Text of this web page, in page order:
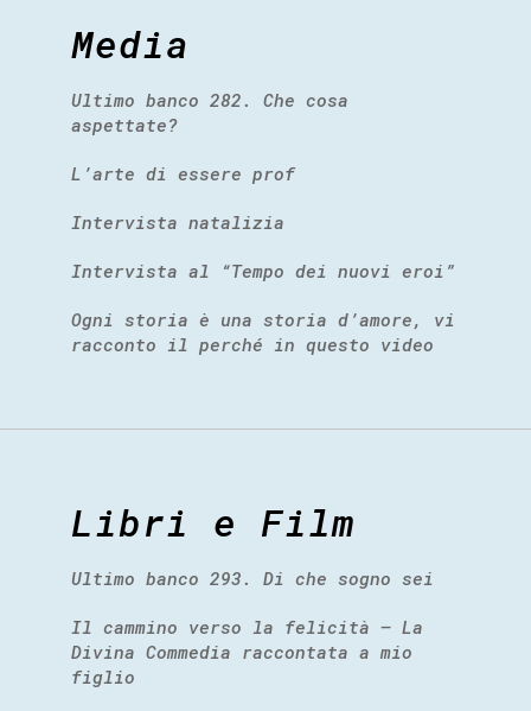
Media
Ultimo banco 282. Che cosa
aspettate?
L’arte di essere prof
Intervista natalizia
Intervista al “Tempo dei nuovi eroi”
Ogni storia è una storia d’amore, vi
racconto il perché in questo video
Libri e Film
Ultimo banco 293. Di che sogno sei
Il cammino verso la felicità – La
Divina Commedia raccontata a mio
figlio